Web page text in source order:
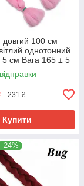
довгий 100 см
однотонний
5 см Вага 165 ± 5
Pink2/100
231 ₴
Купити
–24%